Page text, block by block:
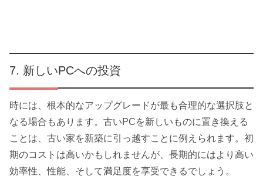
新しいPCへの投資
時には、根本的なアップグレードが最も合理的な選択肢と
なる場合もあります。古いPCを新しいものに置き換える
ことは、古い家を新築に引っ越すことに例えられます。初
期のコストは高いかもしれませんが、長期的にはより高い
効率性、性能、そして満足度を享受できるでしょう。